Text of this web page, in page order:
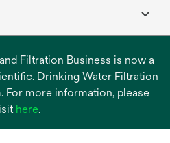
Filtration Business is now a
Drinking Water Filtration
For more information, please
hereopens
.